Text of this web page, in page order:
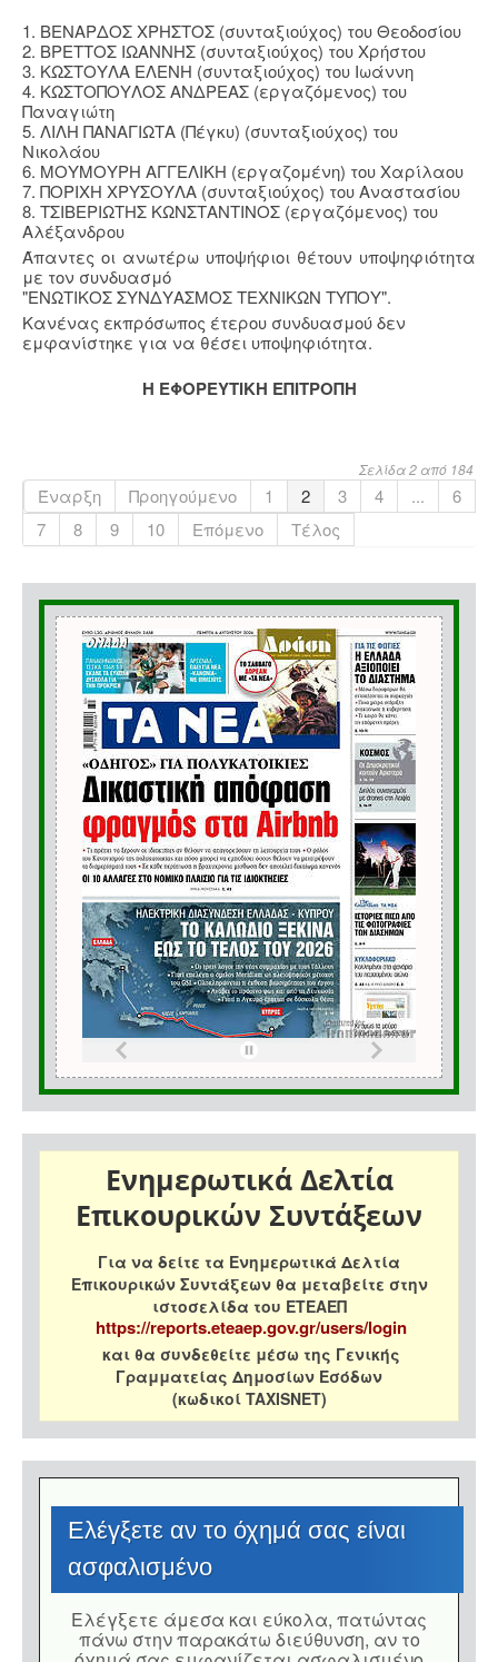
1. ΒΕΝΑΡΔΟΣ ΧΡΗΣΤΟΣ (συνταξιούχος) του Θεοδοσίου
2. ΒΡΕΤΤΟΣ ΙΩΑΝΝΗΣ (συνταξιούχος) του Χρήστου
3. ΚΩΣΤΟΥΛΑ ΕΛΕΝΗ (συνταξιούχος) του Ιωάννη
4. ΚΩΣΤΟΠΟΥΛΟΣ ΑΝΔΡΕΑΣ (εργαζόμενος) του
Παναγιώτη
5. ΛΙΛΗ ΠΑΝΑΓΙΩΤΑ (Πέγκυ) (συνταξιούχος) του
Νικολάου
6. ΜΟΥΜΟΥΡΗ ΑΓΓΕΛΙΚΗ (εργαζομένη) του Χαρίλαου
7. ΠΟΡΙΧΗ ΧΡΥΣΟΥΛΑ (συνταξιούχος) του Αναστασίου
8. ΤΣΙΒΕΡΙΩΤΗΣ ΚΩΝΣΤΑΝΤΙΝΟΣ (εργαζόμενος) του
Αλέξανδρου
Άπαντες οι ανωτέρω υποψήφιοι θέτουν υποψηφιότητα
με τον συνδυασμό
"ΕΝΩΤΙΚΟΣ ΣΥΝΔΥΑΣΜΟΣ ΤΕΧΝΙΚΩΝ ΤΥΠΟΥ".
Κανένας εκπρόσωπος έτερου συνδυασμού δεν
εμφανίστηκε για να θέσει υποψηφιότητα.
Η ΕΦΟΡΕΥΤΙΚΗ ΕΠΙΤΡΟΠΗ
Σελίδα 2 από 184
Έναρξη Προηγούμενο 1 2 3 4 ...
6
7
8 9 10 Επόμενο Τέλος
Ενημερωτικά Δελτία
Επικουρικών Συντάξεων
Για να δείτε τα Ενημερωτικά Δελτία
Επικουρικών Συντάξεων θα μεταβείτε στην
ιστοσελίδα του ΕΤΕΑΕΠ
https://reports.eteaep.gov.gr/users/login
και θα συνδεθείτε μέσω της Γενικής
Γραμματείας Δημοσίων Εσόδων
(κωδικοί TAXISNET)
Eλέγξετε αν το όχημά σας είναι
ασφαλισμένο
Eλέγξετε άμεσα και εύκολα, πατώντας
πάνω στην παρακάτω διεύθυνση, αν το